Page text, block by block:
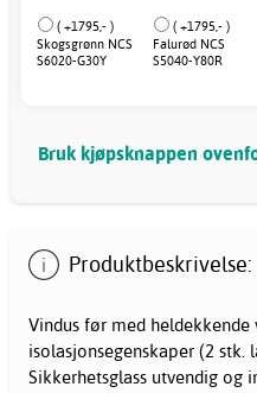
( +1795,- )
Skogsgrønn NCS
S6020-G30Y
( +1795,- )
Falurød NCS
S5040-Y80R
Bruk kjøpsknappen
Produktbeskrivelse:
Vindus før med heldekkende
isolasjonsegenskaper (2 stk.
Sikkerhetsglass utvendig og